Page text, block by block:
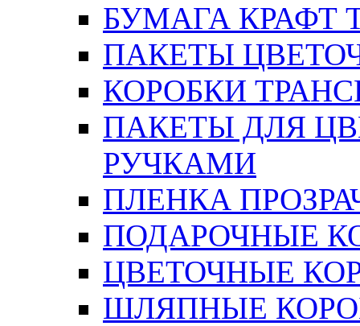
БУМАГА КРАФТ
ПАКЕТЫ
КОРОБКИ
ПАКЕТЫ ДЛЯ
РУЧКАМИ
ПЛЕНКА
ПОДАРОЧНЫЕ
ЦВЕТОЧНЫЕ
ШЛЯПНЫЕ